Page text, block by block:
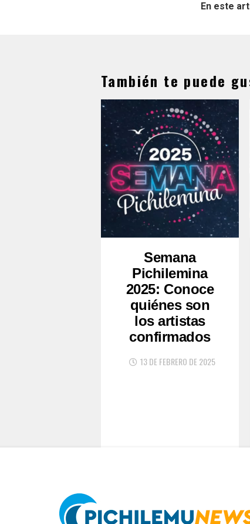
En este
También te puede
Semana
Pichilemina
2025: Conoce
quiénes son
los artistas
confirmados
13 DE FEBRERO DE 2025